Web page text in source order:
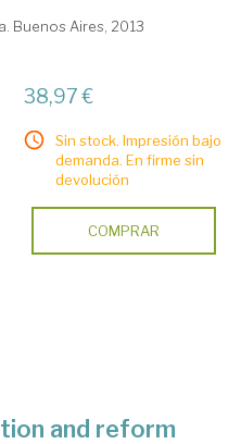
Buenos Aires, 2013
38,97 €
Sin stock. Impresión bajo
demanda. En firme sin
devolución
COMPRAR
and reform